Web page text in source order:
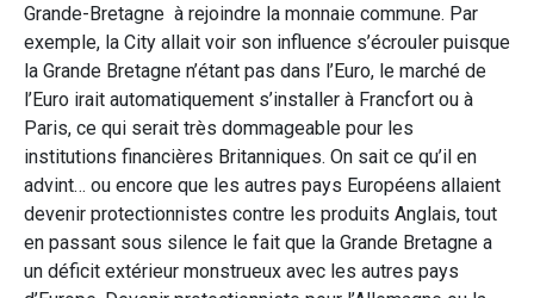
Grande-Bretagne à rejoindre la monnaie commune. Par
exemple, la City allait voir son influence s’écrouler puisque
la Grande Bretagne n’étant pas dans l’Euro, le marché de
l’Euro irait automatiquement s’installer à Francfort ou à
Paris, ce qui serait très dommageable pour les
institutions financières Britanniques. On sait ce qu’il en
advint… ou encore que les autres pays Européens allaient
devenir protectionnistes contre les produits Anglais, tout
en passant sous silence le fait que la Grande Bretagne a
un déficit extérieur monstrueux avec les autres pays